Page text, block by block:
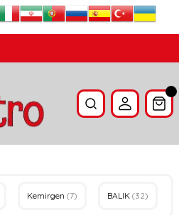
Kemirgen (7) BALIK (32)